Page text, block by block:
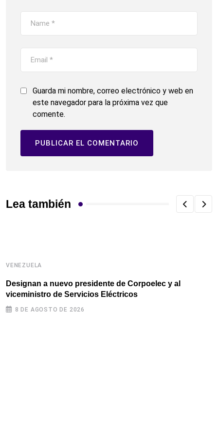
Guarda mi nombre, correo electrónico y web en
este navegador para la próxima vez que
comente.
Lea también
VENEZUELA
Designan a nuevo presidente de Corpoelec y al
viceministro de Servicios Eléctricos
8 DE AGOSTO DE 2026